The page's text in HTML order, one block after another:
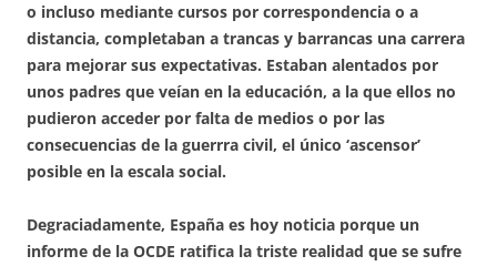
o incluso mediante cursos por correspondencia o a
distancia, completaban a trancas y barrancas una carrera
para mejorar sus expectativas. Estaban alentados por
unos padres que veían en la educación, a la que ellos no
pudieron acceder por falta de medios o por las
consecuencias de la guerrra civil, el único ‘ascensor’
posible en la escala social.
Degraciadamente, España es hoy noticia porque un
informe de la OCDE ratifica la triste realidad que se sufre